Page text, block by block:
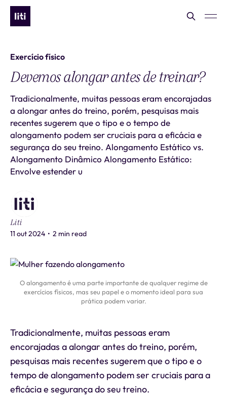
Exercício físico
Devemos alongar antes de treinar?
Tradicionalmente, muitas pessoas eram encorajadas
a alongar antes do treino, porém, pesquisas mais
recentes sugerem que o tipo e o tempo de
alongamento podem ser cruciais para a eficácia e
segurança do seu treino. Alongamento Estático vs.
Alongamento Dinâmico Alongamento Estático:
Envolve estender u
Liti
11 out 2024 • 2 min read
O alongamento é uma parte importante de qualquer regime de
exercícios físicos, mas seu papel e o momento ideal para sua
prática podem variar.
Tradicionalmente, muitas pessoas eram
encorajadas a alongar antes do treino, porém,
pesquisas mais recentes sugerem que o tipo e o
tempo de alongamento podem ser cruciais para a
eficácia e segurança do seu treino.